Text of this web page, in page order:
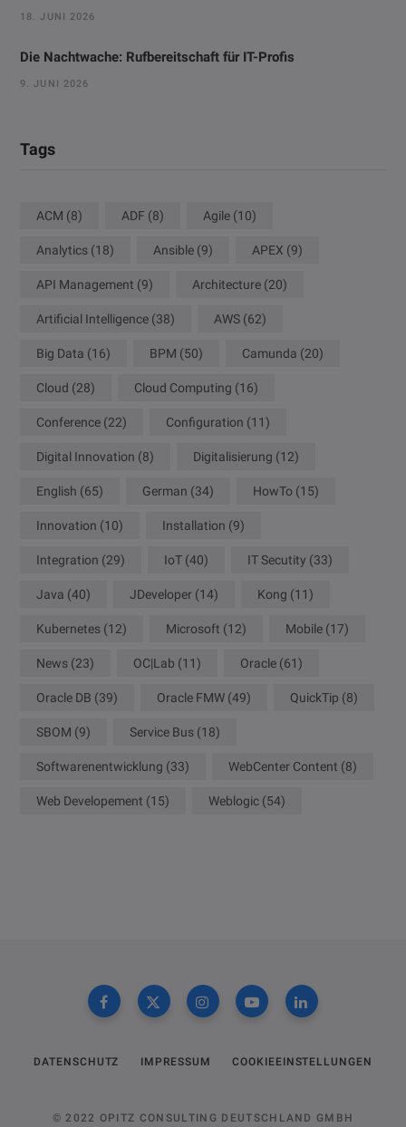
18. JUNI 2026
Die Nachtwache: Rufbereitschaft für IT-Profis
9. JUNI 2026
Tags
ACM (8) ADF (8) Agile (10)
Analytics (18) Ansible (9) APEX (9)
API Management (9) Architecture (20)
Artificial Intelligence (38) AWS (62)
Big Data (16) BPM (50) Camunda (20)
Cloud (28) Cloud Computing (16)
Conference (22) Configuration (11)
Digital Innovation (8) Digitalisierung (12)
English (65) German (34) HowTo (15)
Innovation (10) Installation (9)
Integration (29) IoT (40) IT Secutity (33)
Java (40) JDeveloper (14) Kong (11)
Kubernetes (12) Microsoft (12) Mobile (17)
News (23) OC|Lab (11) Oracle (61)
Oracle DB (39) Oracle FMW (49) QuickTip (8)
SBOM (9) Service Bus (18)
Softwarenentwicklung (33) WebCenter Content (8)
Web Developement (15) Weblogic (54)
DATENSCHUTZ IMPRESSUM COOKIEEINSTELLUNGEN
© 2022 OPITZ CONSULTING DEUTSCHLAND GMBH